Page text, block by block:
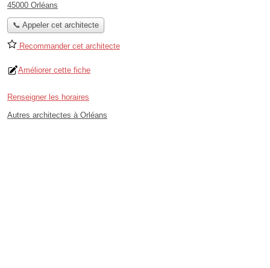
45000 Orléans
📞 Appeler cet architecte
Recommander cet architecte
Améliorer cette fiche
Renseigner les horaires
Autres architectes à Orléans